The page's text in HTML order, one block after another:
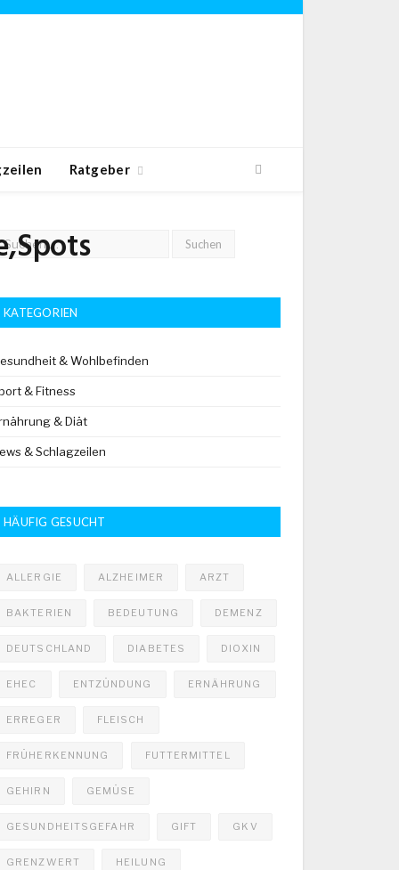
Ratgeber
KATEGORIEN
& Wohlbefinden
& Fitness
& Diät
& Schlagzeilen
HÄUFIG GESUCHT
ALLERGIE ALZHEIMER ARZT
BAKTERIEN BEDEUTUNG DEMENZ
DEUTSCHLAND DIABETES DIOXIN
EHEC ENTZÜNDUNG ERNÄHRUNG
ERREGER FLEISCH
FRÜHERKENNUNG FUTTERMITTEL
GEHIRN GEMÜSE
GESUNDHEITSGEFAHR GIFT GKV
GRENZWERT HEILUNG